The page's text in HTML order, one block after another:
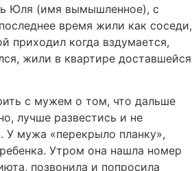
Юля (имя вымышленное), с
время жили как соседи,
приходил когда вздумается,
жили в квартире доставшейся
с мужем о том, что дальше
лучше развестись и не
У мужа «перекрыло планку»,
Утром она нашла номер
позвонила и попросила